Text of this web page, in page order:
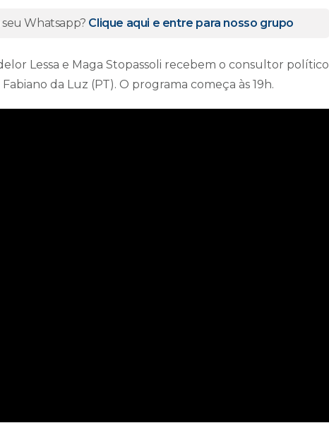
Whatsapp? Clique aqui e entre para nosso grupo
Lessa e Maga Stopassoli recebem o consultor político
da Luz (PT). O programa começa às 19h.